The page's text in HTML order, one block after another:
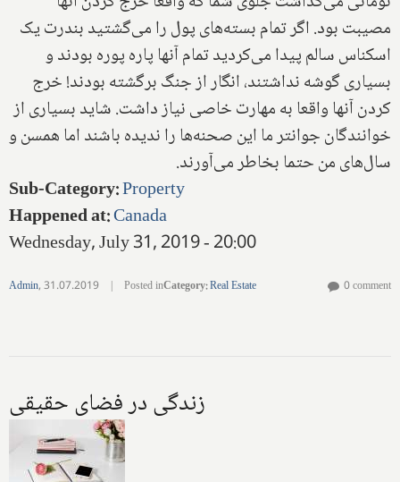
مصيبت بود. اگر تمام بسته‌هاى پول را مى‌گشتيد بندرت يک
اسكناس سالم پيدا مى‌كرديد تمام آنها پاره پوره بودند و
بسيارى گوشه نداشتند، انگار از جنگ برگشته بودند! خرج
كردن آنها واقعا به مهارت خاصى نياز داشت. شايد بسيارى از
خوانندگان جوانتر ما اين صحنه‌ها را نديده باشند اما همسن و
سال‌هاى من حتما بخاطر مى‌آورند.
Sub-Category:Property
Happened at:Canada
Wednesday, July 31, 2019 - 20:00
Admin,31.07.2019 | Posted inCategory:Real Estate 0 comment
زندگى در فضاى حقيقى